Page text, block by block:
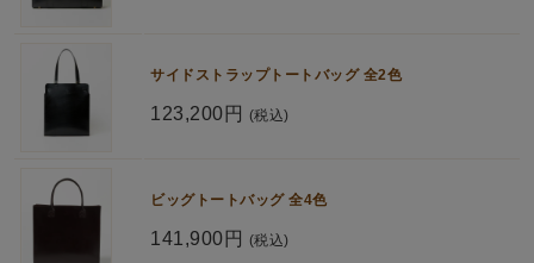
サイドストラップトートバッグ 全2色
123,200円 (税込)
ビッグトートバッグ 全4色
141,900円 (税込)